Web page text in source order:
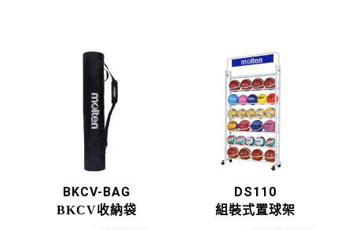
BKCV-BAG
BKCV收納袋
DS110
組裝式置球架